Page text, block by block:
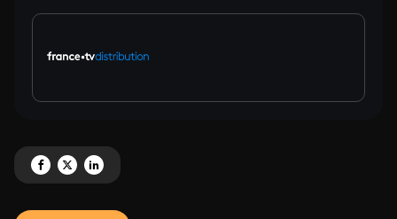
Partagez 'Dilili à Paris' sur Facebook
Partagez 'Dilili à Paris' sur X
Partagez 'Dilili à Paris' sur LinkedIn